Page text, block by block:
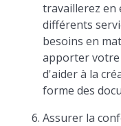
travaillerez en
différents
besoins en
apporter
d'aider à la
forme des
Assurer la